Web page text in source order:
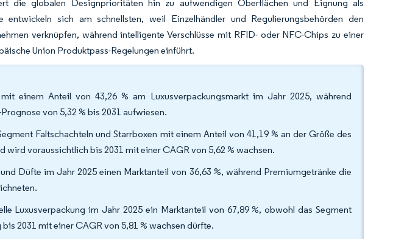
die globalen Designprioritäten hin zu aufwendigen Oberflächen und Eignung als
entwickeln sich am schnellsten, weil Einzelhändler und Regulierungsbehörden den
verknüpfen, während intelligente Verschlüsse mit RFID- oder NFC-Chips zu einer
Union Produktpass-Regelungen einführt.
einem Anteil von 43,26 % am Luxusverpackungsmarkt im Jahr 2025, während
von 5,32 % bis 2031 aufwiesen.
Faltschachteln und Starrboxen mit einem Anteil von 41,19 % an der Größe des
wird voraussichtlich bis 2031 mit einer CAGR von 5,62 % wachsen.
Düfte im Jahr 2025 einen Marktanteil von 36,63 %, während Premiumgetränke die
Luxusverpackung im Jahr 2025 ein Marktanteil von 67,89 %, obwohl das Segment
2031 mit einer CAGR von 5,81 % wachsen dürfte.